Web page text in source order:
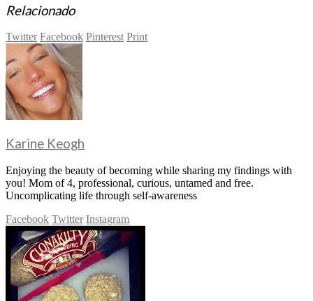
Relacionado
Twitter Facebook Pinterest Print
Karine Keogh
Enjoying the beauty of becoming while sharing my findings with
you! Mom of 4, professional, curious, untamed and free.
Uncomplicating life through self-awareness
Facebook Twitter Instagram